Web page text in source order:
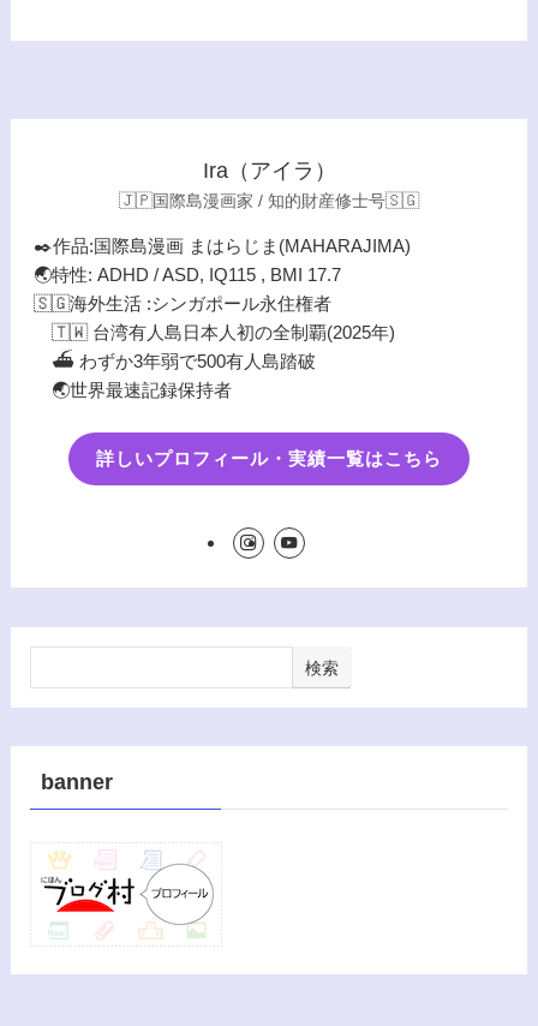
Ira（アイラ）
🇯🇵国際島漫画家 / 知的財産修士号🇸🇬
✒️作品:国際島漫画 まはらじま(MAHARAJIMA)
🌏特性: ADHD / ASD, IQ115 , BMI 17.7
🇸🇬海外生活 :シンガポール永住権者
🇹🇼 台湾有人島日本人初の全制覇(2025年)
⛴️ わずか3年弱で500有人島踏破
🌏世界最速記録保持者
詳しいプロフィール・実績一覧はこちら
検索
banner